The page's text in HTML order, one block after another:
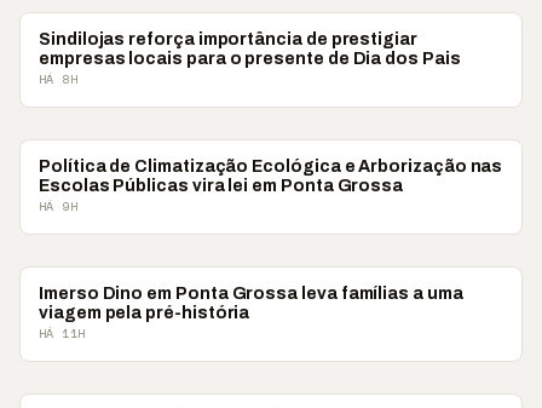
PONTA GROSSA
Sindilojas reforça importância de prestigiar
empresas locais para o presente de Dia dos Pais
HÁ 8H
PONTA GROSSA
Política de Climatização Ecológica e Arborização nas
Escolas Públicas vira lei em Ponta Grossa
HÁ 9H
PONTA GROSSA
Imerso Dino em Ponta Grossa leva famílias a uma
viagem pela pré-história
HÁ 11H